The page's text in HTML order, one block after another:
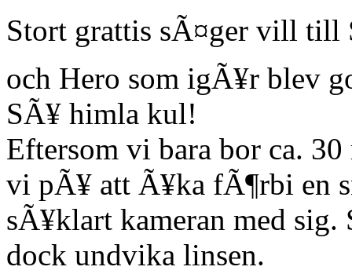
Stort grattis sÃ¤ger vill till
och Hero som igÃ¥r blev
SÃ¥ himla kul!
Eftersom vi bara bor ca.
vi pÃ¥ att Ã¥ka fÃ¶rbi en
sÃ¥klart kameran med sig.
dock undvika linsen.